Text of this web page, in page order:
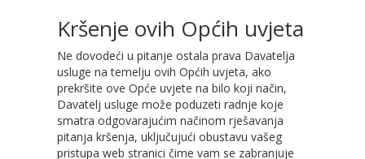
Kršenje ovih Općih uvjeta
Ne dovodeći u pitanje ostala prava Davatelja
usluge na temelju ovih Općih uvjeta, ako
prekršite ove Opće uvjete na bilo koji način,
Davatelj usluge može poduzeti radnje koje
smatra odgovarajućim načinom rješavanja
pitanja kršenja, uključujući obustavu vašeg
pristupa web stranici čime vam se zabranjuje